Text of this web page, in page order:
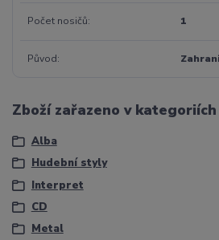
Počet nosičů 1
Původ
Zboží zařazeno v kategoriích
Alba
Hudební styly
Interpret
CD
Metal